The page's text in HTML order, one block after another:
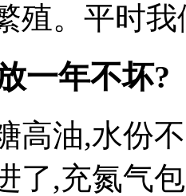
殖。平时
一年不坏?
高油,水份
了,充氮气